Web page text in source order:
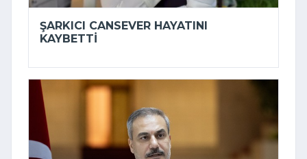
ŞARKICI CANSEVER HAYATINI
KAYBETTI